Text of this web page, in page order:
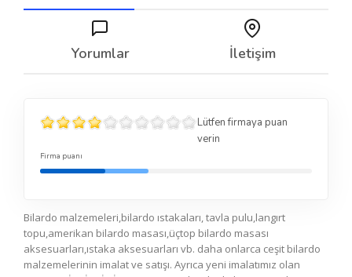
Yorumlar İletişim
Lütfen firmaya puan
verin
Firma puanı
Bilardo malzemeleri,bilardo ıstakaları, tavla pulu,langırt
topu,amerikan bilardo masası,üçtop bilardo masası
aksesuarları,ıstaka aksesuarları vb. daha onlarca ceşit bilardo
malzemelerinin imalat ve satışı. Ayrıca yeni imalatımız olan